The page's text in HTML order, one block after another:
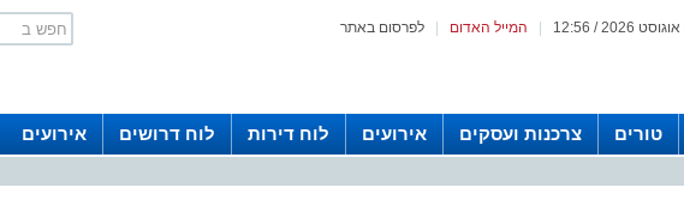
לפרסום באתר המייל האדום
טורים צרכנות ועסקים אירועים לוח דירות לוח דרושים אירועים